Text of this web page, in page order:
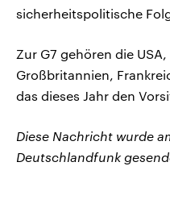
sicherheitspolitische
Zur G7 gehören die
Großbritannien,
das dieses Jahr den
Diese Nachricht wurde
Deutschlandfunk